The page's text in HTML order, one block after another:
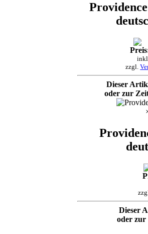
zzgl.
Dieser
oder zur
Dieser
oder zur